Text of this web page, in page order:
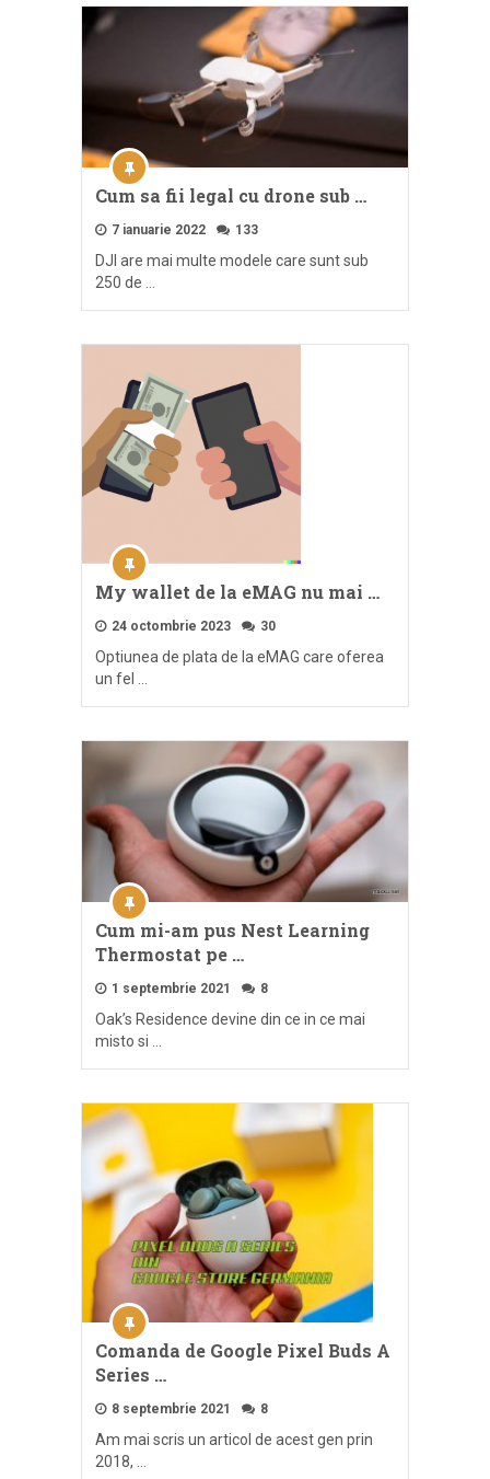
Cum sa fii legal cu drone sub …
7 ianuarie 2022 133
DJI are mai multe modele care sunt sub
250 de …
My wallet de la eMAG nu mai …
24 octombrie 2023 30
Optiunea de plata de la eMAG care oferea
un fel …
Cum mi-am pus Nest Learning
Thermostat pe …
1 septembrie 2021 8
Oak’s Residence devine din ce in ce mai
misto si …
Comanda de Google Pixel Buds A
Series …
8 septembrie 2021 8
Am mai scris un articol de acest gen prin
2018, …